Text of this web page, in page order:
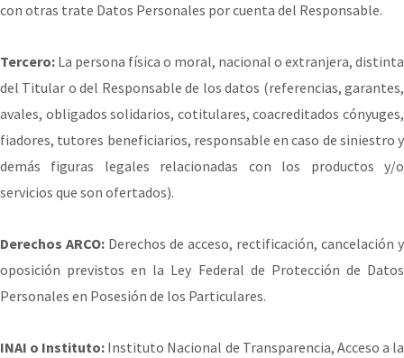
con otras trate Datos Personales por cuenta del Responsable.
Tercero: La persona física o moral, nacional o extranjera, distinta
del Titular o del Responsable de los datos (referencias, garantes,
avales, obligados solidarios, cotitulares, coacreditados cónyuges,
fiadores, tutores beneficiarios, responsable en caso de siniestro y
demás figuras legales relacionadas con los productos y/o
servicios que son ofertados).
Derechos ARCO: Derechos de acceso, rectificación, cancelación y
oposición previstos en la Ley Federal de Protección de Datos
Personales en Posesión de los Particulares.
INAI o Instituto: Instituto Nacional de Transparencia, Acceso a la